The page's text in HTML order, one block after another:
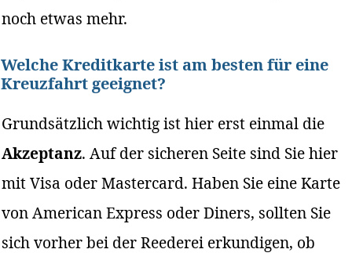
noch etwas mehr.
Welche Kreditkarte ist am besten für eine
Kreuzfahrt geeignet?
Grundsätzlich wichtig ist hier erst einmal die
Akzeptanz. Auf der sicheren Seite sind Sie hier
mit Visa oder Mastercard. Haben Sie eine Karte
von American Express oder Diners, sollten Sie
sich vorher bei der Reederei erkundigen, ob